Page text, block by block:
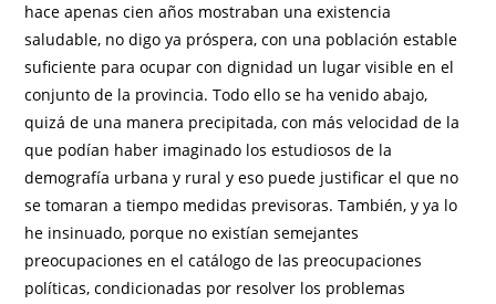
hace apenas cien años mostraban una existencia
saludable, no digo ya próspera, con una población estable
suficiente para ocupar con dignidad un lugar visible en el
conjunto de la provincia. Todo ello se ha venido abajo,
quizá de una manera precipitada, con más velocidad de la
que podían haber imaginado los estudiosos de la
demografía urbana y rural y eso puede justificar el que no
se tomaran a tiempo medidas previsoras. También, y ya lo
he insinuado, porque no existían semejantes
preocupaciones en el catálogo de las preocupaciones
políticas, condicionadas por resolver los problemas